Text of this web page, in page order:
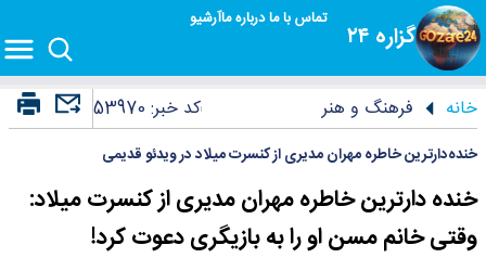
گزاره ۲۴
تماس با مادرباره ماآرشیو
خانه فرهنگ و هنر کد خبر: 53970
خنده‌دارترین خاطره مهران مدیری از کنسرت میلاد در ویدئو قدیمی
خنده دارترین خاطره مهران مدیری از کنسرت میلاد:
وقتی خانم مسن او را به بازیگری دعوت کرد!